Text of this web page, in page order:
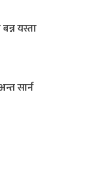
यस्ता
सार्न